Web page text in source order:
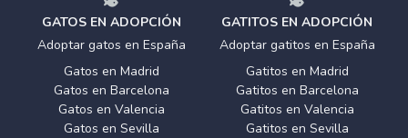
GATOS EN ADOPCIÓN
Adoptar gatos en España
Gatos en Madrid
Gatos en Barcelona
Gatos en Valencia
Gatos en Sevilla
GATITOS EN ADOPCIÓN
Adoptar gatitos en España
Gatitos en Madrid
Gatitos en Barcelona
Gatitos en Valencia
Gatitos en Sevilla